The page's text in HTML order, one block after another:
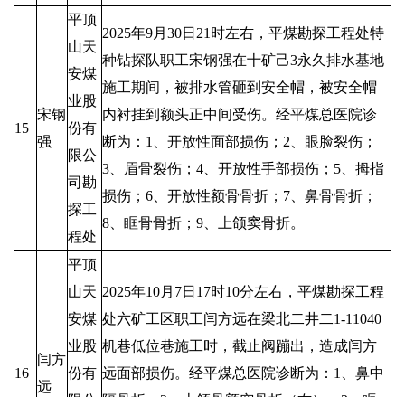
15
宋钢
强
平顶
山天
安煤
业股
份有
限公
司勘
探工
程处
2025年9月30日21时左右，平煤勘探工程处特
种钻探队职工宋钢强在十矿己3永久排水基地
施工期间，被排水管砸到安全帽，被安全帽
内衬挂到额头正中间受伤。经平煤总医院诊
断为：1、开放性面部损伤；2、眼脸裂伤；
3、眉骨裂伤；4、开放性手部损伤；5、拇指
损伤；6、开放性额骨骨折；7、鼻骨骨折；
8、眶骨骨折；9、上颌窦骨折。
16
闫方
远
平顶
山天
安煤
业股
份有
2025年10月7日17时10分左右，平煤勘探工程
处六矿工区职工闫方远在梁北二井二1-11040
机巷低位巷施工时，截止阀蹦出，造成闫方
远面部损伤。经平煤总医院诊断为：1、鼻中